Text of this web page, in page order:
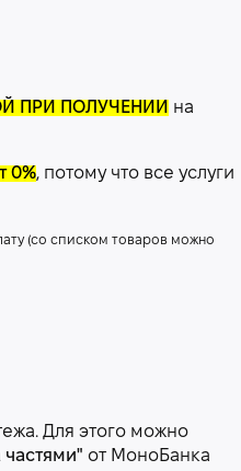
ПРИ ПОЛУЧЕНИИ на
0%, потому что все услуги
(со списком товаров можно
Для этого можно
частями" от МоноБанка